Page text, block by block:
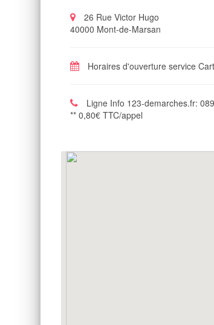
26 Rue Victor Hugo
40000 Mont-de-Marsan
Horaires d'ouverture service
Ligne Info 123-demarches.fr:
** 0,80€ TTC/appel